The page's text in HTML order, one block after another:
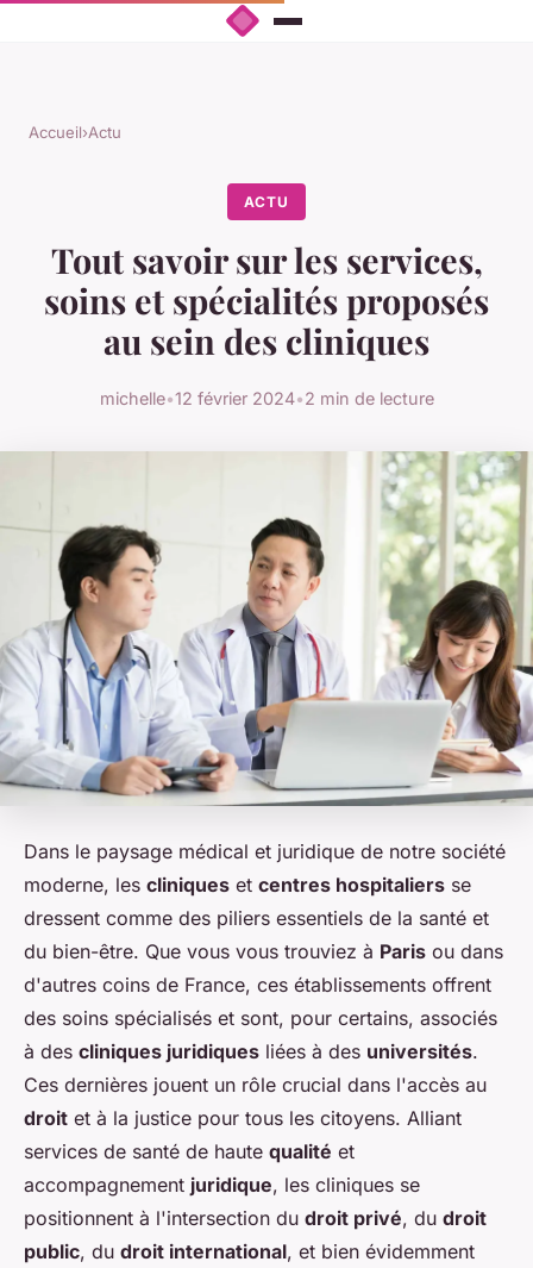
Accueil›Actu
ACTU
Tout savoir sur les services,
soins et spécialités proposés
au sein des cliniques
michelle•12 février 2024•2 min de lecture
Dans le paysage médical et juridique de notre société
moderne, les cliniques et centres hospitaliers se
dressent comme des piliers essentiels de la santé et
du bien-être. Que vous vous trouviez à Paris ou dans
d'autres coins de France, ces établissements offrent
des soins spécialisés et sont, pour certains, associés
à des cliniques juridiques liées à des universités.
Ces dernières jouent un rôle crucial dans l'accès au
droit et à la justice pour tous les citoyens. Alliant
services de santé de haute qualité et
accompagnement juridique, les cliniques se
positionnent à l'intersection du droit privé, du droit
public, du droit international, et bien évidemment